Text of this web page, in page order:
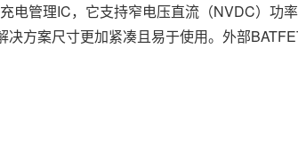
电管理IC，它支持窄电压直流（NVDC）功
决方案尺寸更加紧凑且易于使用。外部